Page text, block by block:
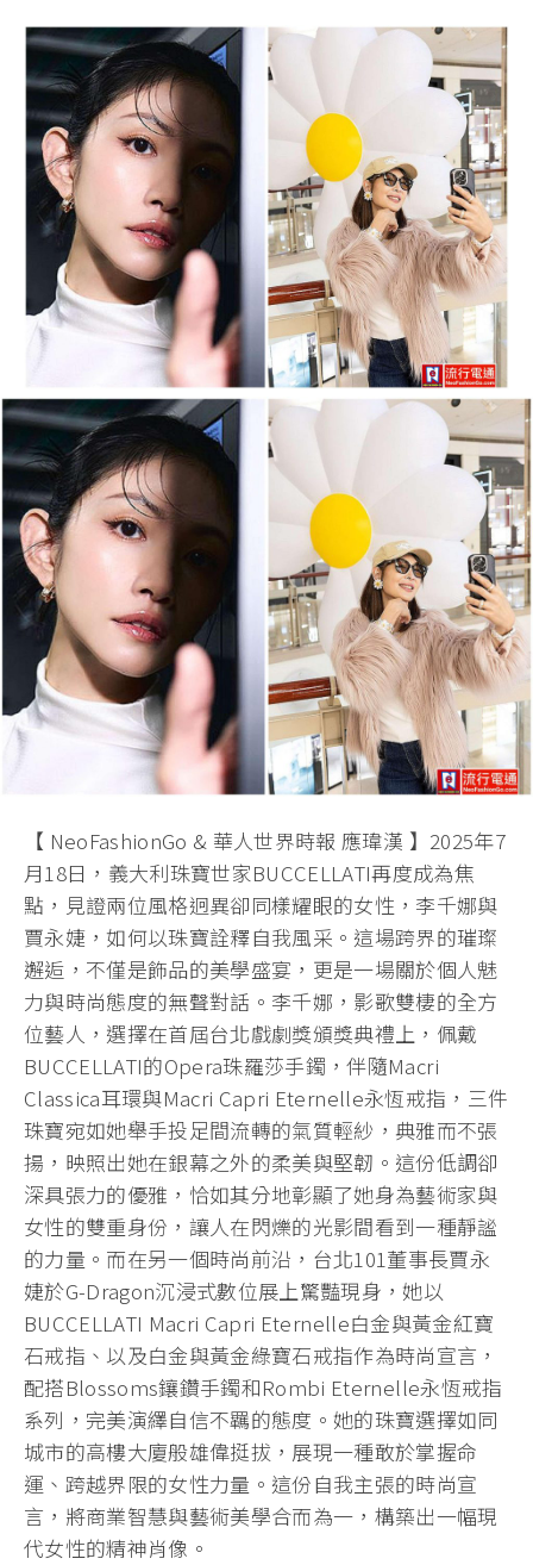
【 NeoFashionGo & 華人世界時報 應瑋漢 】2025年7
月18日，義大利珠寶世家BUCCELLATI再度成為焦
點，見證兩位風格迥異卻同樣耀眼的女性，李千娜與
賈永婕，如何以珠寶詮釋自我風采。這場跨界的璀璨
邂逅，不僅是飾品的美學盛宴，更是一場關於個人魅
力與時尚態度的無聲對話。李千娜，影歌雙棲的全方
位藝人，選擇在首屆台北戲劇獎頒獎典禮上，佩戴
BUCCELLATI的Opera珠羅莎手鐲，伴隨Macri
Classica耳環與Macri Capri Eternelle永恆戒指，三件
珠寶宛如她舉手投足間流轉的氣質輕紗，典雅而不張
揚，映照出她在銀幕之外的柔美與堅韌。這份低調卻
深具張力的優雅，恰如其分地彰顯了她身為藝術家與
女性的雙重身份，讓人在閃爍的光影間看到一種靜謐
的力量。而在另一個時尚前沿，台北101董事長賈永
婕於G-Dragon沉浸式數位展上驚豔現身，她以
BUCCELLATI Macri Capri Eternelle白金與黃金紅寶
石戒指、以及白金與黃金綠寶石戒指作為時尚宣言，
配搭Blossoms鑲鑽手鐲和Rombi Eternelle永恆戒指
系列，完美演繹自信不羈的態度。她的珠寶選擇如同
城市的高樓大廈般雄偉挺拔，展現一種敢於掌握命
運、跨越界限的女性力量。這份自我主張的時尚宣
言，將商業智慧與藝術美學合而為一，構築出一幅現
代女性的精神肖像。